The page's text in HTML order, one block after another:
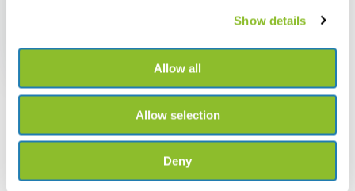
Show details
Allow all
Allow selection
Deny
Live chat